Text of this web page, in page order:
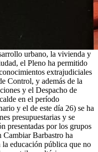
urbano, la vivienda y
el Pleno ha permitido
extrajudiciales
Control, y además de la
y el Despacho de
en el período
y el de este día 26) se ha
presupuestarias y se
presentadas por los grupos
Barbastro ha
educación pública que no